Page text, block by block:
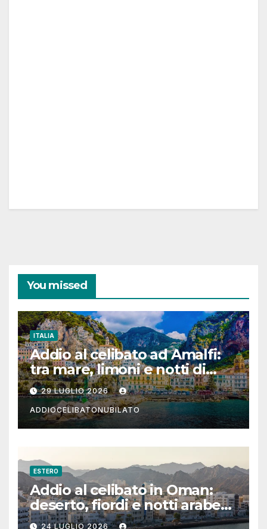
You missed
ITALIA
Addio al celibato ad Amalfi:
tra mare, limoni e notti di
festa in Costiera Amalfitana
29 LUGLIO 2026
ADDIOCELIBATONUBILATO
ESTERO
Addio al celibato in Oman:
deserto, fiordi e notti arabe
tra Muscat e Musandam
24 LUGLIO 2026